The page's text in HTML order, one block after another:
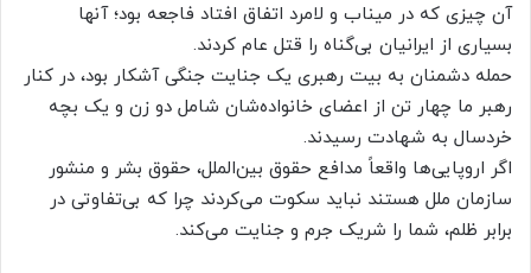
آن چیزی که در میناب و لامرد اتفاق افتاد فاجعه بود؛ آنها
بسیاری از ایرانیان بی‌گناه را قتل عام کردند.
حمله دشمنان به بیت رهبری یک جنایت جنگی آشکار بود، در کنار
رهبر ما چهار تن از اعضای خانواده‌شان شامل دو زن و یک بچه
خردسال به شهادت رسیدند.
اگر اروپایی‌ها واقعاً مدافع حقوق بین‌الملل، حقوق بشر و منشور
سازمان ملل هستند نباید سکوت می‌کردند چرا که بی‌تفاوتی در
برابر ظلم، شما را شریک جرم و جنایت می‌کند.